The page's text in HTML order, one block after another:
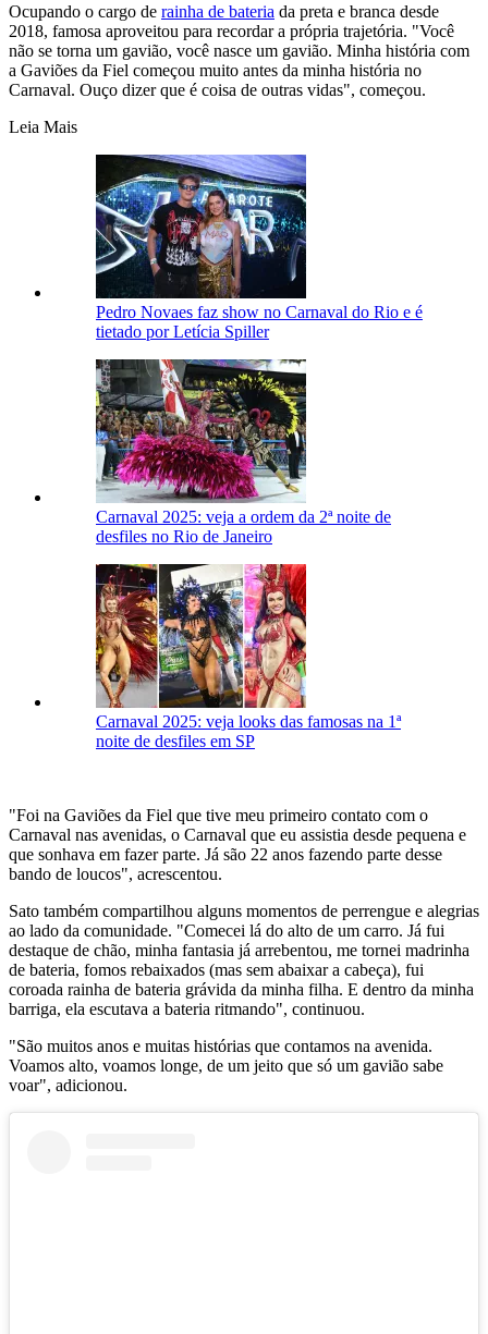
Ocupando o cargo de rainha de bateria da preta e branca desde
2018, famosa aproveitou para recordar a própria trajetória. "Você
não se torna um gavião, você nasce um gavião. Minha história com
a Gaviões da Fiel começou muito antes da minha história no
Carnaval. Ouço dizer que é coisa de outras vidas", começou.
Leia Mais
Pedro Novaes faz show no Carnaval do Rio e é
tietado por Letícia Spiller
Carnaval 2025: veja a ordem da 2ª noite de
desfiles no Rio de Janeiro
Carnaval 2025: veja looks das famosas na 1ª
noite de desfiles em SP
"Foi na Gaviões da Fiel que tive meu primeiro contato com o
Carnaval nas avenidas, o Carnaval que eu assistia desde pequena e
que sonhava em fazer parte. Já são 22 anos fazendo parte desse
bando de loucos", acrescentou.
Sato também compartilhou alguns momentos de perrengue e alegrias
ao lado da comunidade. "Comecei lá do alto de um carro. Já fui
destaque de chão, minha fantasia já arrebentou, me tornei madrinha
de bateria, fomos rebaixados (mas sem abaixar a cabeça), fui
coroada rainha de bateria grávida da minha filha. E dentro da minha
barriga, ela escutava a bateria ritmando", continuou.
"São muitos anos e muitas histórias que contamos na avenida.
Voamos alto, voamos longe, de um jeito que só um gavião sabe
voar", adicionou.